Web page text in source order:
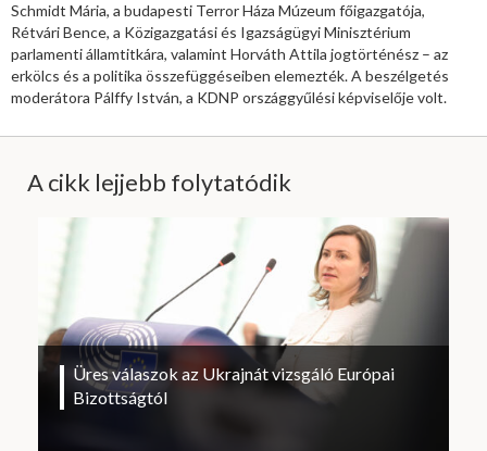
Schmidt Mária, a budapesti Terror Háza Múzeum főigazgatója,
Rétvári Bence, a Közigazgatási és Igazságügyi Minisztérium
parlamenti államtitkára, valamint Horváth Attila jogtörténész – az
erkölcs és a politika összefüggéseiben elemezték. A beszélgetés
moderátora Pálffy István, a KDNP országgyűlési képviselője volt.
A cikk lejjebb folytatódik
Üres válaszok az Ukrajnát vizsgáló Európai
Bizottságtól